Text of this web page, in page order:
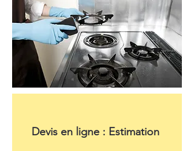
Devis en ligne : Estimation